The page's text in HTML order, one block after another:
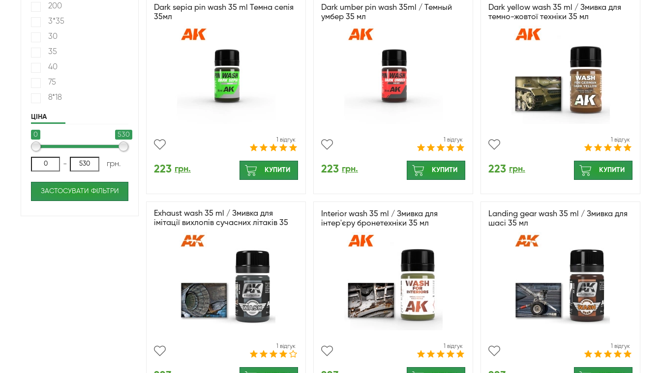
200
3*35
30
35
40
75
8*18
ЦІНА
0 530
- грн.
ЗАСТОСУВАТИ ФІЛЬТРИ
Dark sepia pin wash 35 ml Темна сепія
35мл
1 відгук
223 грн. КУПИТИ
Dark umber pin wash 35ml / Темный
умбер 35 мл
1 відгук
223 грн. КУПИТИ
Dark yellow wash 35 ml / Змивка для
темно-жовтої техніки 35 мл
1 відгук
223 грн. КУПИТИ
Exhaust wash 35 ml / Змивка для
імітації вихлопів сучасних літаків 35
1 відгук
Interior wash 35 ml / Змивка для
інтер'єру бронетехніки 35 мл
1 відгук
Landing gear wash 35 ml / Змивка для
шасі 35 мл
1 відгук